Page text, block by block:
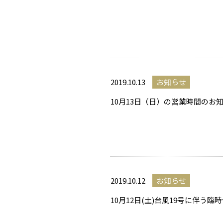
2019.10.13
お知らせ
10月13日（日）の営業時間のお
2019.10.12
お知らせ
10月12日(土)台風19号に伴う臨